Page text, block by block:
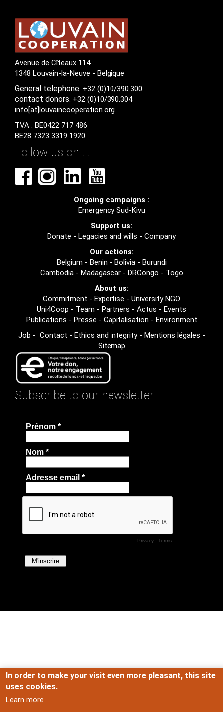
Avenue de Cîteaux 114
1348 Louvain-la-Neuve - Belgique
General telephone: +32 (0)10/390.300
contact donors: +32 (0)10/390.304
info[at]louvaincooperation.org
TVA : BE0422 717 486
BE28 7323 3319 1920
Follow us on ...
Ongoing campaigns :
Emergency Sud-Kivu
Support us:
Donate - Legacies and wills - Company
Our actions:
Belgium - Benin - Bolivia- Burundi
Cambodia- Madagascar- DRCongo - Togo
About us:
Commitment - Expertise - University NGO
Uni4Coop - Team - Partners - Actus - Events
Publications - Presse - Capitalisation - Environment
Job - Contact - Ethics and integrity- Mentions légales -
Sitemap
Subscribe to our newsletter
In order to make your visit even more pleasant, this site
uses cookies.
Learn more